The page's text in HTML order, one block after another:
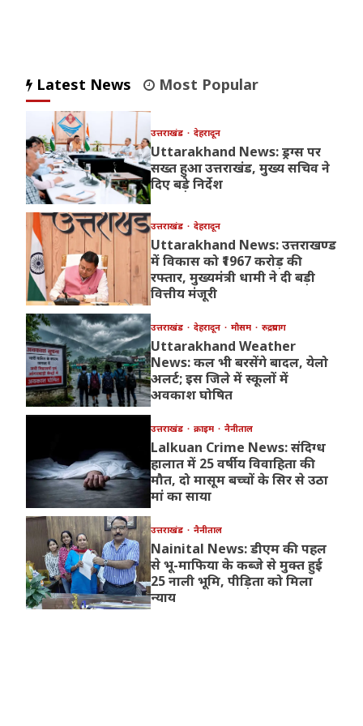
Latest News Most Popular
उत्तराखंड देहरादून
Uttarakhand News: ड्रग्स पर
सख्त हुआ उत्तराखंड, मुख्य सचिव ने
दिए बड़े निर्देश
उत्तराखंड देहरादून
Uttarakhand News: उत्तराखण्ड
में विकास को ₹1967 करोड़ की
रफ्तार, मुख्यमंत्री धामी ने दी बड़ी
वित्तीय मंजूरी
उत्तराखंड देहरादून मौसम रुद्रप्रयाग
Uttarakhand Weather
News: कल भी बरसेंगे बादल, येलो
अलर्ट; इस जिले में स्कूलों में
अवकाश घोषित
उत्तराखंड क्राइम नैनीताल
Lalkuan Crime News: संदिग्ध
हालात में 25 वर्षीय विवाहिता की
मौत, दो मासूम बच्चों के सिर से उठा
मां का साया
उत्तराखंड नैनीताल
Nainital News: डीएम की पहल
से भू-माफिया के कब्जे से मुक्त हुई
25 नाली भूमि, पीड़िता को मिला
न्याय